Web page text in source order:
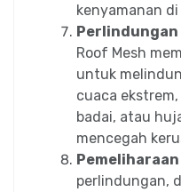
kenyamanan
Perlindungan
Roof Mesh
untuk
cuaca
badai, atau
mencegah
perlindungan,